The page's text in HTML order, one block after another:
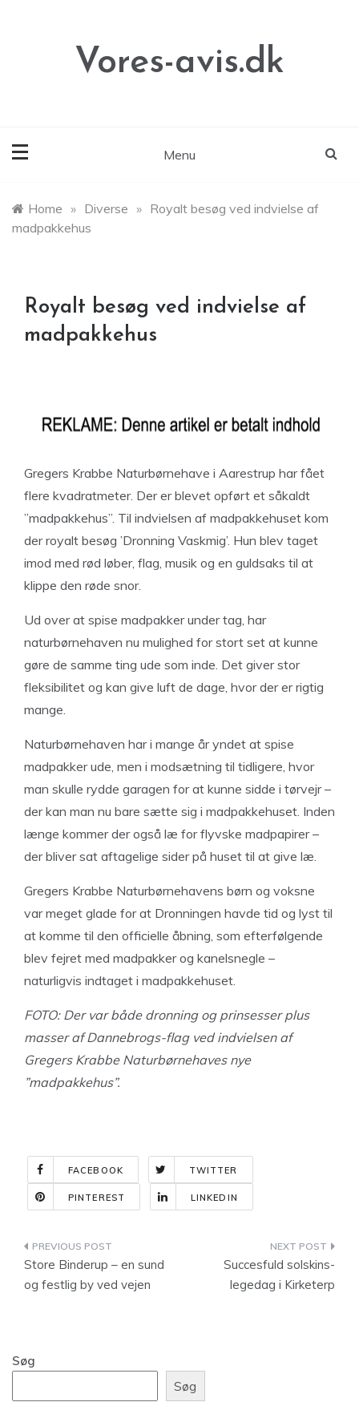
Vores-avis.dk
Menu
Home » Diverse » Royalt besøg ved indvielse af
madpakkehus
Royalt besøg ved indvielse af
madpakkehus
Gregers Krabbe Naturbørnehave i Aarestrup har fået
flere kvadratmeter. Der er blevet opført et såkaldt
”madpakkehus”. Til indvielsen af madpakkehuset kom
der royalt besøg ’Dronning Vaskmig’. Hun blev taget
imod med rød løber, flag, musik og en guldsaks til at
klippe den røde snor.
Ud over at spise madpakker under tag, har
naturbørnehaven nu mulighed for stort set at kunne
gøre de samme ting ude som inde. Det giver stor
fleksibilitet og kan give luft de dage, hvor der er rigtig
mange.
Naturbørnehaven har i mange år yndet at spise
madpakker ude, men i modsætning til tidligere, hvor
man skulle rydde garagen for at kunne sidde i tørvejr –
der kan man nu bare sætte sig i madpakkehuset. Inden
længe kommer der også læ for flyvske madpapirer –
der bliver sat aftagelige sider på huset til at give læ.
Gregers Krabbe Naturbørnehavens børn og voksne
var meget glade for at Dronningen havde tid og lyst til
at komme til den officielle åbning, som efterfølgende
blev fejret med madpakker og kanelsnegle –
naturligvis indtaget i madpakkehuset.
FOTO: Der var både dronning og prinsesser plus
masser af Dannebrogs-flag ved indvielsen af
Gregers Krabbe Naturbørnehaves nye
”madpakkehus”.
FACEBOOK TWITTER
PINTEREST LINKEDIN
Indlægsnavigation
Store Binderup – en sund
og festlig by ved vejen
Succesfuld solskins-
legedag i Kirketerp
Søg
Søg